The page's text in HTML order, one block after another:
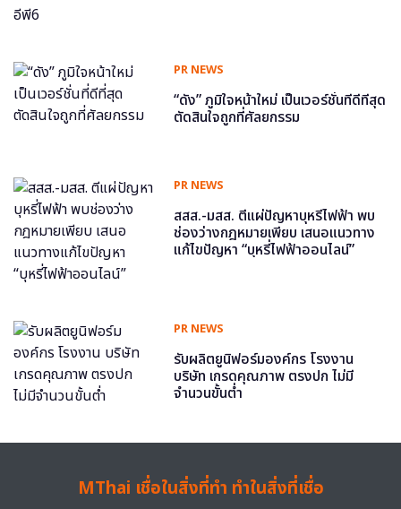
PR NEWS
“ดัง” ภูมิใจหน้าใหม่ เป็นเวอร์ชั่นที่ดีที่สุด
ตัดสินใจถูกที่ศัลยกรรม
PR NEWS
สสส.-มสส. ตีแผ่ปัญหาบุหรี่ไฟฟ้า พบ
ช่องว่างกฎหมายเพียบ เสนอแนวทาง
แก้ไขปัญหา “บุหรี่ไฟฟ้าออนไลน์”
PR NEWS
รับผลิตยูนิฟอร์มองค์กร โรงงาน
บริษัท เกรดคุณภาพ ตรงปก ไม่มี
จำนวนขั้นต่ำ
MThai เชื่อในสิ่งที่ทำ ทำในสิ่งที่เชื่อ